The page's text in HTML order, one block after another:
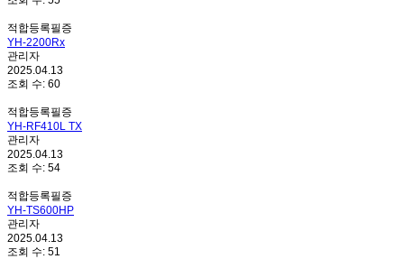
적합등록필증
YH-2200Rx
관리자
2025.04.13
조회 수: 60
적합등록필증
YH-RF410L TX
관리자
2025.04.13
조회 수: 54
적합등록필증
YH-TS600HP
관리자
2025.04.13
조회 수: 51